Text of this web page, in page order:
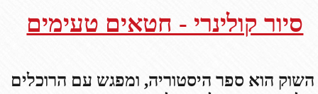
סיור שכולו התענגות על ריחות, צבעים וגיוון.
בשוק ניתן לחוות את קיבוץ הגלויות הישראלי
בדוכנים. נשמע את קריאות הרוכלים בשוק